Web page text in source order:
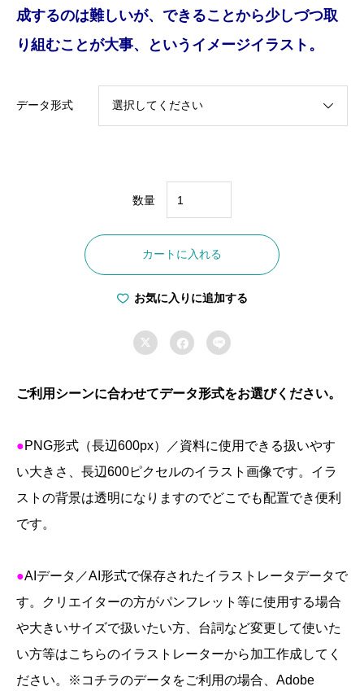
成するのは難しいが、できることから少しづつ取
り組むことが大事、というイメージイラスト。
データ形式
数量
0006
小
さ
な
と
ら
カートに入れる
お気に入りに追加する
  
ご利用シーンに合わせてデータ形式をお選びください。
●PNG形式（長辺600px）／資料に使用できる扱いやす
い大きさ、長辺600ピクセルのイラスト画像です。イラ
ストの背景は透明になりますのでどこでも配置でき便利
です。
●AI データ／AI 形式で保存されたイラストレータデータで
す。クリエイターの方がパンフレット等に使用する場合
や大きいサイズで扱いたい方、台詞など変更して使いた
い方等はこちらのイラストレーターから加工作成してく
ださい。
※ コチラのデータをご利用の場合、 Adobe